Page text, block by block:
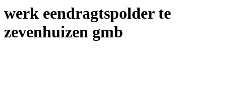
werk eendragtspolder te
zevenhuizen gmb